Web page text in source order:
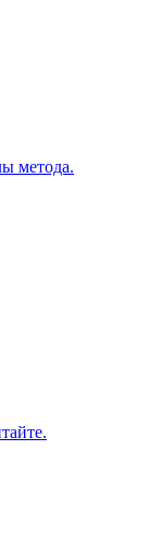
метода.